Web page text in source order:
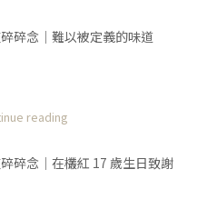
碎念｜難以被定義的味道
reading
碎念｜在欉紅 17 歲生日致謝